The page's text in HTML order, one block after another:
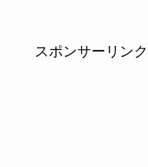
スポンサーリンク